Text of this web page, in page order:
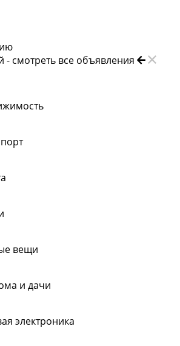
- смотреть все объявления
вещи
и дачи
электроника